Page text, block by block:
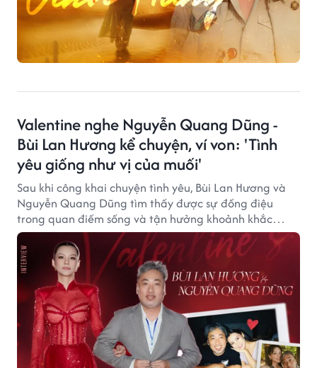
Valentine nghe Nguyễn Quang Dũng -
Bùi Lan Hương kể chuyện, ví von: 'Tình
yêu giống như vị của muối'
Sau khi công khai chuyện tình yêu, Bùi Lan Hương và
Nguyễn Quang Dũng tìm thấy được sự đồng điệu
trong quan điếm sống và tận hưởng khoảnh khắc
hạnh phúc, bình yên bên nhau.